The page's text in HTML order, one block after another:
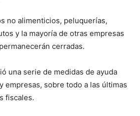
no alimenticios, peluquerías,
y la mayoría de otras empresas
cerradas.
una serie de medidas de ayuda
empresas, sobre todo a las últimas
fiscales.